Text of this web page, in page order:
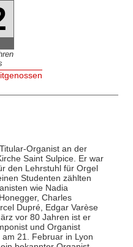
Organist an der
Saint Sulpice. Er war
den Lehrstuhl für Orgel
Studenten zählten
wie Nadia
Charles
Dupré, Edgar Varèse
vor 80 Jahren ist er
und Organist
21. Februar in Lyon